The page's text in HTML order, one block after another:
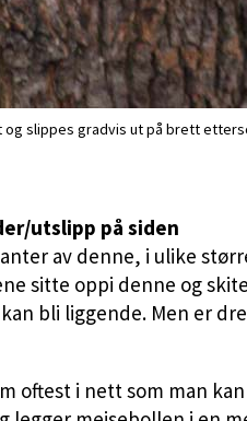
og slippes gradvis ut på brett
utslipp på siden
av denne, i ulike
sitte oppi denne og
bli liggende. Men er
oftest i nett som man